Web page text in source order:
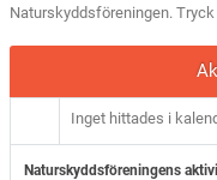
Naturskyddsföreningen.
Inget hittades i
Naturskyddsföreningens